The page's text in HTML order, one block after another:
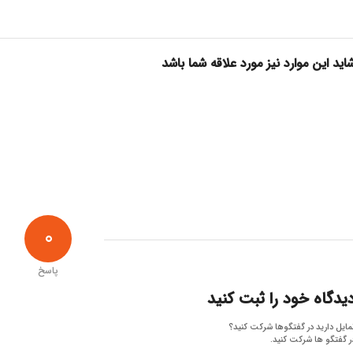
این موارد نیز مورد علاقه شما باشد
0
پاسخ
خود را ثبت کنید
دارید در گفتگوها شرکت کنید؟
گفتگو ها شرکت کنید.